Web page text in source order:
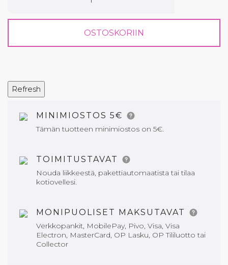
OSTOSKORIIN
MINIMIOSTOS 5€
Tämän tuotteen minimiostos on 5€.
TOIMITUSTAVAT
Nouda liikkeestä, pakettiautomaatista tai tilaa
kotiovellesi.
MONIPUOLISET MAKSUTAVAT
Verkkopankit, MobilePay, Pivo, Visa, Visa
Electron, MasterCard, OP Lasku, OP Tililuotto tai
Collector